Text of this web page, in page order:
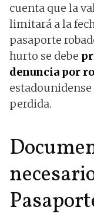
cuenta que la
limitará a la
pasaporte
hurto se debe
denuncia por
perdida.